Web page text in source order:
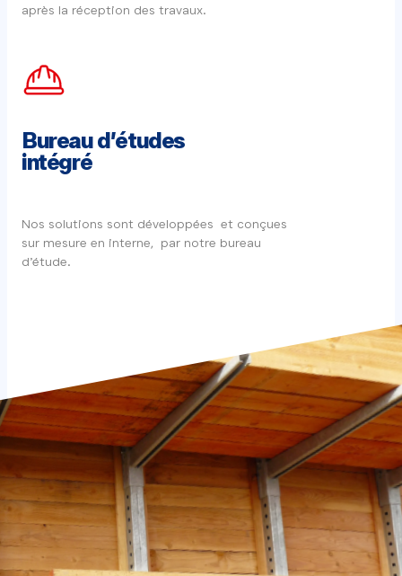
après la réception des travaux.
Bureau d’études
intégré
Nos solutions sont développées et conçues
sur mesure en interne, par notre bureau
d’étude.